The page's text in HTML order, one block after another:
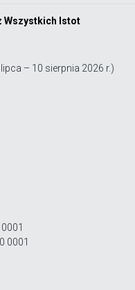
Wszystkich Istot
– 10 sierpnia 2026 r.)
0001